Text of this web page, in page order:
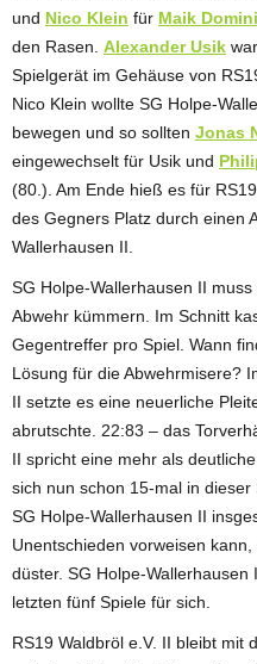
und Nico Klein für Maik
den Rasen. Alexander Usik
Spielgerät im Gehäuse von
Nico Klein wollte SG Holpe-
bewegen und so sollten Jonas
eingewechselt für Usik und
(80.). Am Ende hieß es für
des Gegners Platz durch einen
Wallerhausen II.
SG Holpe-Wallerhausen II
Abwehr kümmern. Im Schnitt
Gegentreffer pro Spiel. Wann
Lösung für die Abwehrmisere?
II setzte es eine neuerliche
abrutschte. 22:83 – das
II spricht eine mehr als
sich nun schon 15-mal in
SG Holpe-Wallerhausen II
Unentschieden vorweisen
düster. SG Holpe-
letzten fünf Spiele für sich.
RS19 Waldbröl e.V. II bleibt mit